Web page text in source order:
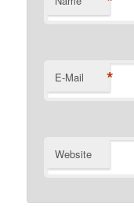
E-Mail *
Website